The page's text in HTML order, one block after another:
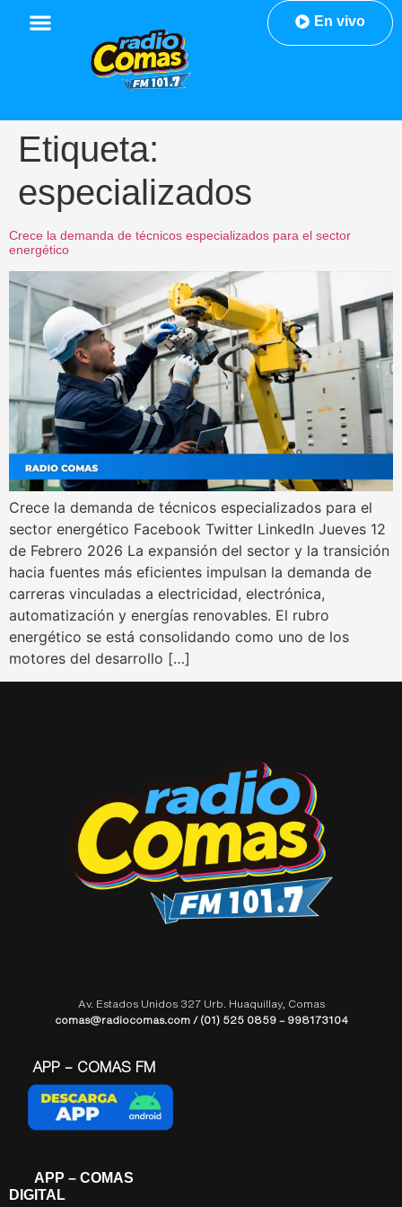
En vivo
Etiqueta:
especializados
Crece la demanda de técnicos especializados para el sector
energético
Crece la demanda de técnicos especializados para el
sector energético Facebook Twitter LinkedIn Jueves 12
de Febrero 2026 La expansión del sector y la transición
hacia fuentes más eficientes impulsan la demanda de
carreras vinculadas a electricidad, electrónica,
automatización y energías renovables. El rubro
energético se está consolidando como uno de los
motores del desarrollo […]
Av. Estados Unidos 327 Urb. Huaquillay, Comas
comas@radiocomas.com / (01) 525 0859 – 998173104
APP – COMAS FM
APP – COMAS
DIGITAL